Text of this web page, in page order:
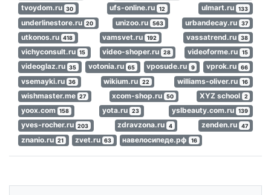
tvoydom.ru 30 ufs-online.ru 12 ulmart.ru 133
underlinestore.ru 20 unizoo.ru 563 urbandecay.ru 37
utkonos.ru 418 vamsvet.ru 192 vassatrend.ru 38
vichyconsult.ru 15 video-shoper.ru 28 videoforme.ru 15
videoglaz.ru 35 votonia.ru 65 vposude.ru 9 vprok.ru 66
vsemayki.ru 36 wikium.ru 22 williams-oliver.ru 16
wishmaster.me 27 xcom-shop.ru 50 XYZ school 2
yoox.com 158 yota.ru 23 yslbeauty.com.ru 139
yves-rocher.ru 203 zdravzona.ru 4 zenden.ru 47
znanio.ru 21 zvet.ru 63 навелосипеде.рф 16